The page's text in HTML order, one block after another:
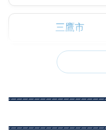
三鷹市